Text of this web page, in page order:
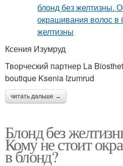
Ксения Изумруд
Творческий партнер La
boutique Ksenia Izumrud
читать дальше →
Блонд без
Кому не стоит
в блонд?